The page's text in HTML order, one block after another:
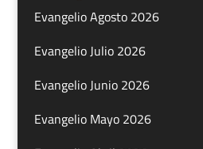
Evangelio Agosto 2026
Evangelio Julio 2026
Evangelio Junio 2026
Evangelio Mayo 2026